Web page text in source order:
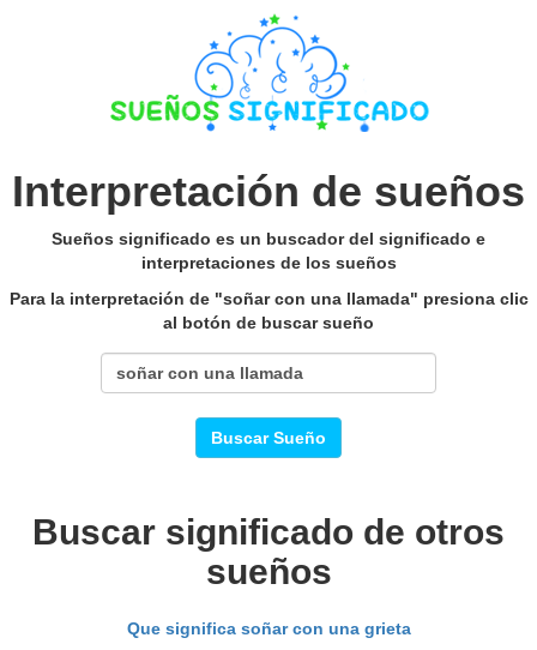
Interpretación de sueños
Sueños significado es un buscador del significado e
interpretaciones de los sueños
Para la interpretación de "soñar con una llamada" presiona clic
al botón de buscar sueño
Buscar Sueño
Buscar significado de otros
sueños
Que significa soñar con una grieta